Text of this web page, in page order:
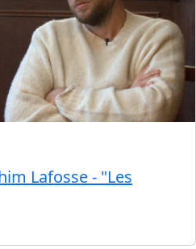
Lafosse - "Les